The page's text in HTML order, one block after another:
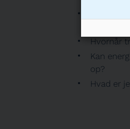
Hvornår
Kan
op?
Hvad er